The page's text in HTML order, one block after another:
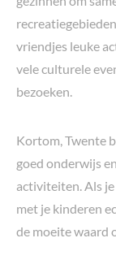
vriendjes leuke
vele culturele
bezoeken.
Kortom, Twente
goed onderwijs
activiteiten. Als je
met je kinderen
de moeite waard